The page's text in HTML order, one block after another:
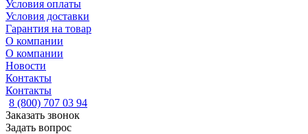
Условия оплаты
Условия доставки
Гарантия на товар
О компании
О компании
Новости
Контакты
Контакты
8 (800) 707 03 94
Заказать звонок
Задать вопрос